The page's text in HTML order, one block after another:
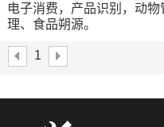
签
电子消费，产品识别，动物
理、食品朔源。
等多个工艺。
1